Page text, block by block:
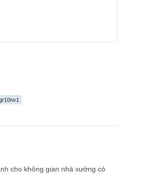
cho không gian nhà xưởng có